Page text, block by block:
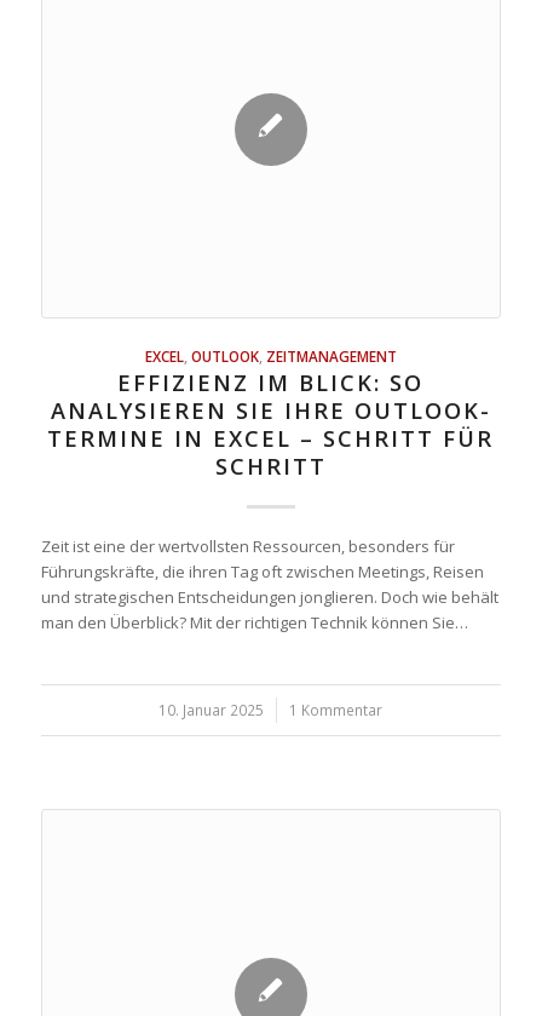
EXCEL, OUTLOOK, ZEITMANAGEMENT
EFFIZIENZ IM BLICK: SO
ANALYSIEREN SIE IHRE OUTLOOK-
TERMINE IN EXCEL – SCHRITT FÜR
SCHRITT
Zeit ist eine der wertvollsten Ressourcen, besonders für
Führungskräfte, die ihren Tag oft zwischen Meetings, Reisen
und strategischen Entscheidungen jonglieren. Doch wie behält
man den Überblick? Mit der richtigen Technik können Sie…
10. Januar 2025
/ 1 Kommentar